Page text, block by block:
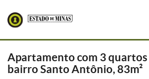
Apartamento com 3 quartos
bairro Santo Antônio, 83m²